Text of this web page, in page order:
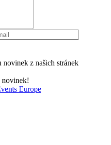
novinek z našich stránek
novinek!